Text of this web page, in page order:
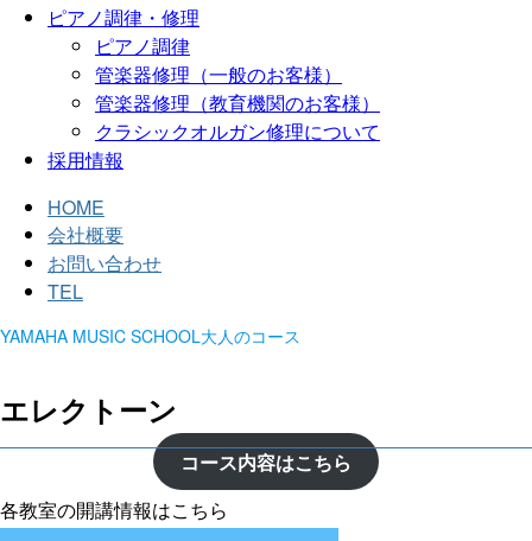
ピアノ調律・修理
ピアノ調律
管楽器修理（一般のお客様）
管楽器修理（教育機関のお客様）
クラシックオルガン修理について
採用情報
HOME
会社概要
お問い合わせ
TEL
YAMAHA MUSIC SCHOOL大人のコース
エレクトーン
コース内容はこちら
各教室の開講情報はこちら